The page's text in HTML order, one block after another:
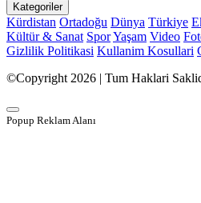
Kategoriler
Kürdistan Ortadoğu Dünya Türkiye
Kültür & Sanat SporYaşam Video
Gizlilik Politikasi Kullanim Kosullari
©Copyright 2026 | Tum Haklari
Popup Reklam Alanı